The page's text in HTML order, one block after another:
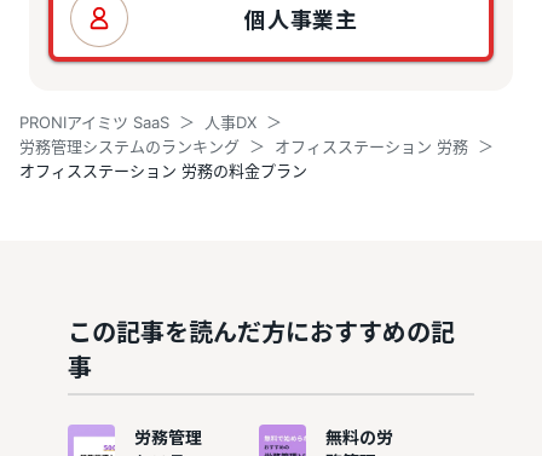
個人事業主
PRONIアイミツ SaaS
人事DX
労務管理システムのランキング
オフィスステーション 労務
オフィスステーション 労務の料金プラン
この記事を読んだ方におすすめの記
事
労務管理
無料の労